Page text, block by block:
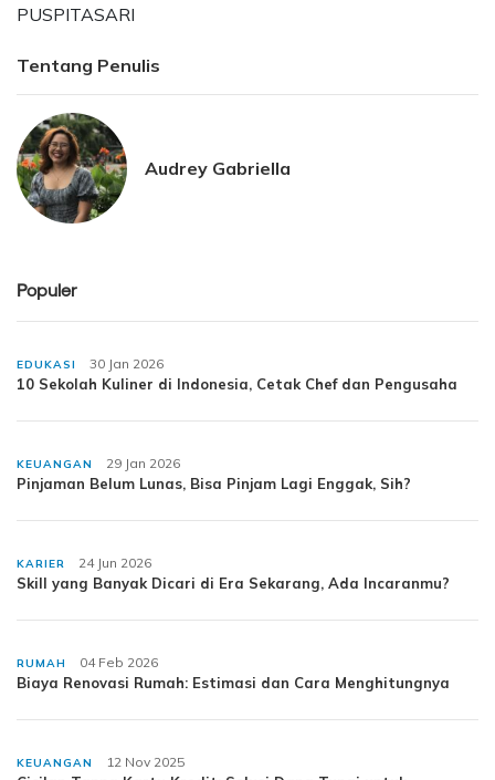
Tentang Penulis
Audrey Gabriella
Populer
EDUKASI 30 Jan 2026
10 Sekolah Kuliner di Indonesia, Cetak Chef dan Pengusaha
KEUANGAN 29 Jan 2026
Pinjaman Belum Lunas, Bisa Pinjam Lagi Enggak, Sih?
KARIER 24 Jun 2026
Skill yang Banyak Dicari di Era Sekarang, Ada Incaranmu?
RUMAH 04 Feb 2026
Biaya Renovasi Rumah: Estimasi dan Cara Menghitungnya
KEUANGAN 12 Nov 2025